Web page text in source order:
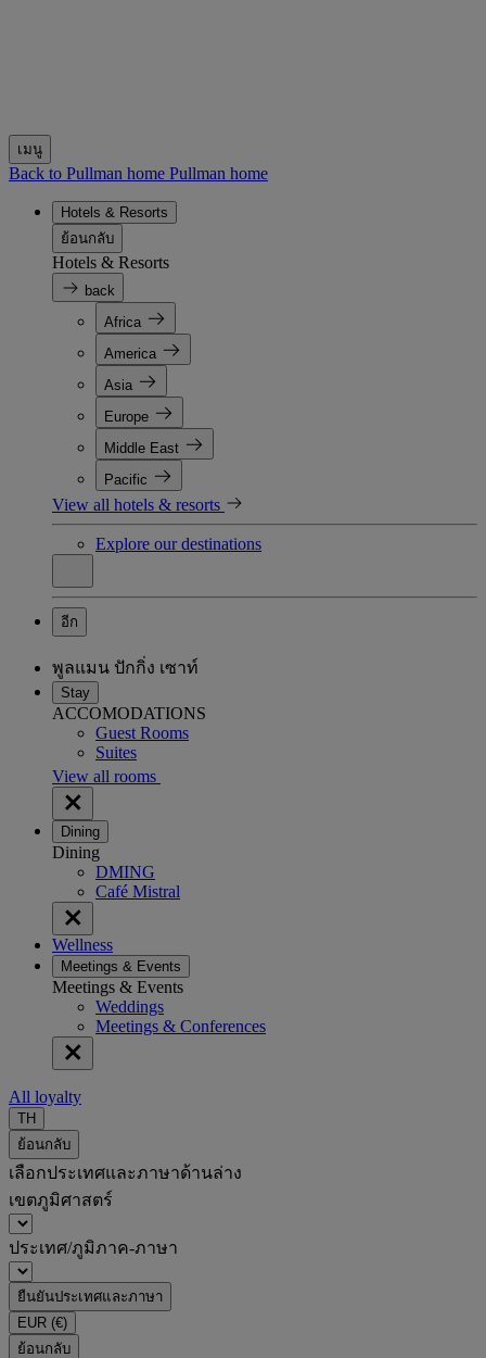
เมนู
Back to Pullman home Pullman home
Hotels & Resorts
ย้อนกลับ
Hotels & Resorts
back
Africa
America
Asia
Europe
Middle East
Pacific
View all hotels & resorts
Explore our destinations
อีก
พูลแมน ปักกิ่ง เซาท์
Stay
ACCOMODATIONS
Guest Rooms
Suites
View all rooms
Dining
Dining
DMING
Café Mistral
Wellness
Meetings & Events
Meetings & Events
Weddings
Meetings & Conferences
All loyalty
TH
ย้อนกลับ
เลือกประเทศและภาษาด้านล่าง
เขตภูมิศาสตร์
ประเทศ/ภูมิภาค-ภาษา
ยืนยันประเทศและภาษา
EUR (€)
ย้อนกลับ